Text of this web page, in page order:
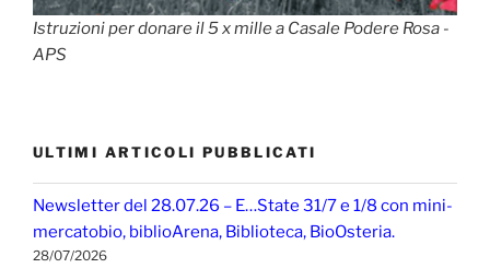
Istruzioni per donare il 5 x mille a Casale Podere Rosa -
APS
ULTIMI ARTICOLI PUBBLICATI
Newsletter del 28.07.26 – E…State 31/7 e 1/8 con mini-
mercatobio, biblioArena, Biblioteca, BioOsteria.
28/07/2026